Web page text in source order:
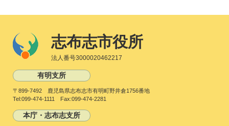
志布志市役所
法人番号3000020462217
有明支所
〒899-7492 鹿児島県志布志市有明町野井倉1756番地
Tel:099-474-1111 Fax:099-474-2281
本庁・志布志支所